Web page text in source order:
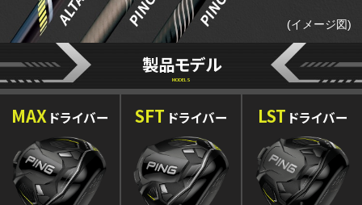
(イメージ図)
製品モデル
MODELS
MAX ドライバー SFT ドライバー LST ドライバー